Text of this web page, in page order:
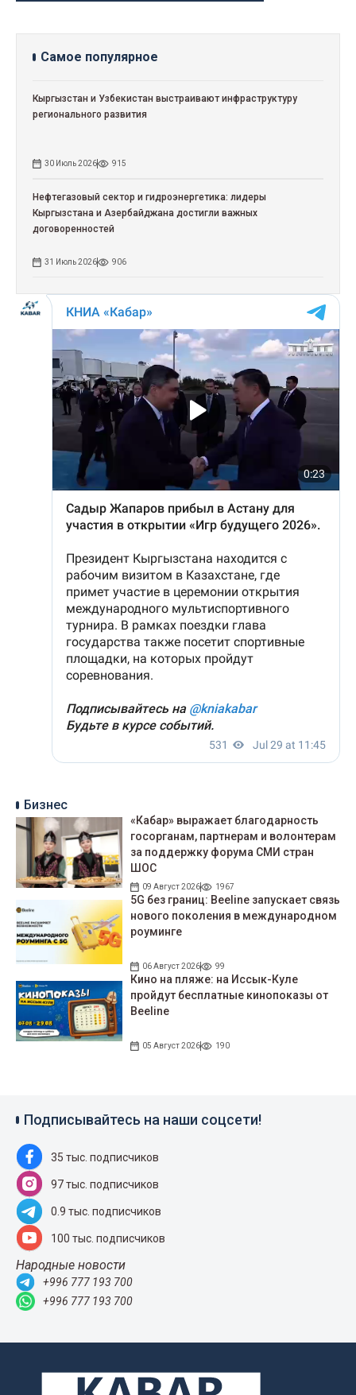
Самое популярное
Кыргызстан и Узбекистан выстраивают инфраструктуру
регионального развития
30 Июль 2026 915
Нефтегазовый сектор и гидроэнергетика: лидеры
Кыргызстана и Азербайджана достигли важных
договоренностей
31 Июль 2026 906
Бизнес
«Кабар» выражает благодарность
госорганам, партнерам и волонтерам
за поддержку форума СМИ стран
ШОС
09 Август 2026 1967
5G без границ: Beeline запускает связь
нового поколения в международном
роуминге
06 Август 2026 99
Кино на пляже: на Иссык-Куле
пройдут беcплатные кинопоказы от
Beeline
05 Август 2026 190
Подписывайтесь на наши соцсети!
35 тыс. подписчиков
97 тыс. подписчиков
0.9 тыс. подписчиков
100 тыс. подписчиков
Народные новости
+996 777 193 700
+996 777 193 700